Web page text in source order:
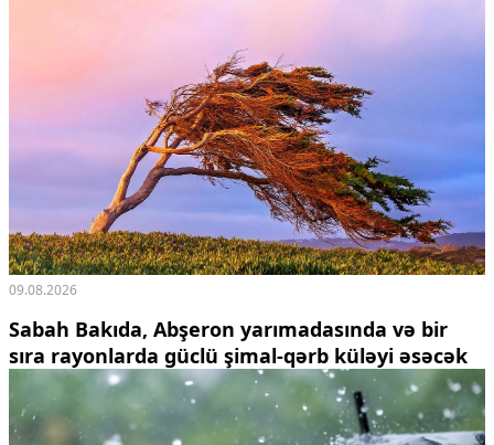
09.08.2026
Sabah Bakıda, Abşeron yarımadasında və bir
sıra rayonlarda güclü şimal-qərb küləyi əsəcək